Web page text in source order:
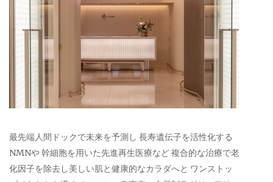
最先端人間ドックで未来を予測し 長寿遺伝子を活性化する
NMNや 幹細胞を用いた先進再生医療など 複合的な治療で老
化因子を除去し美しい肌と健康的なカラダへと ワンストッ